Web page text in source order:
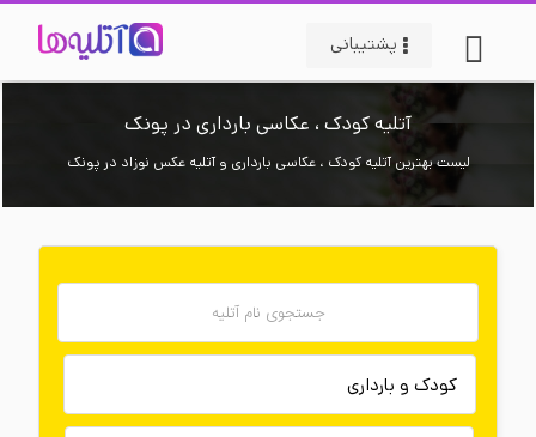
پشتیبانی
آتلیه کودک ، عکاسی بارداری در پونک
لیست بهترین آتلیه کودک ، عکاسی بارداری و آتلیه عکس نوزاد در پونک